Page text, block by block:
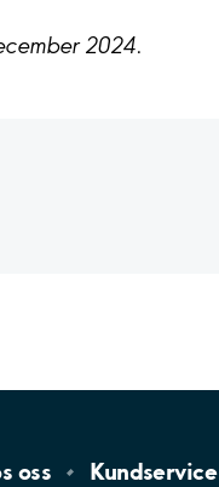
2024.
oss Kundservice